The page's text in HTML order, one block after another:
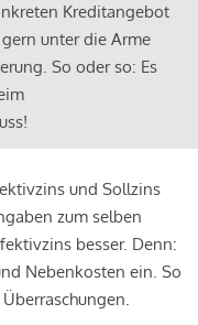
Kreditangebot
unter die Arme
So oder so: Es
und Sollzins
zum selben
besser. Denn:
Nebenkosten ein. So